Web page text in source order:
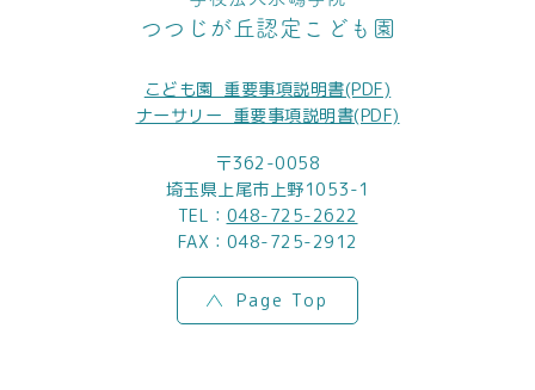
つつじが丘認定こども園
こども園_重要事項説明書(PDF)
ナーサリー_重要事項説明書(PDF)
〒362-0058
埼玉県上尾市上野1053-1
TEL： 048-725-2622
FAX：048-725-2912
Page Top